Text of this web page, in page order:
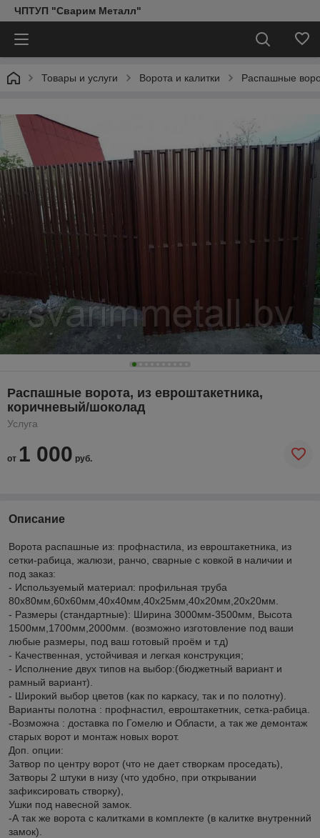
ЧПТУП "Сварим Металл"
Товары и услуги Ворота и калитки Распашные
Распашные ворота, из евроштакетника,
коричневый/шоколад
Услуга
от 1 000 руб.
Описание
Ворота распашные из: профнастила, из евроштакетника, из
сетки-рабица, жалюзи, ранчо, сварные с ковкой в наличии и
под заказ:
- Используемый материал: профильная труба
80х80мм,60х60мм,40х40мм,40х25мм,40х20мм,20х20мм.
- Размеры (стандартные): Ширина 3000мм-3500мм, Высота
1500мм,1700мм,2000мм. (возможно изготовление под ваши
любые размеры, под ваш готовый проём и т.д)
- Качественная, устойчивая и легкая конструкция;
- Исполнение двух типов на выбор:(бюджетный вариант и
рамный вариант).
- Широкий выбор цветов (как по каркасу, так и по полотну).
Варианты полотна : профнастил, евроштакетник, сетка-рабица.
-Возможна : доставка по Гомелю и Области, а так же демонтаж
старых ворот и монтаж новых ворот.
Доп. опции:
Затвор по центру ворот (что не дает створкам проседать),
Затворы 2 штуки в низу (что удобно, при открывании
зафиксировать створку),
Ушки под навесной замок.
-А так же ворота с калитками в комплекте (в калитке внутренний
замок).